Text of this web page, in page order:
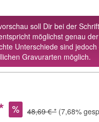
soll Dir bei der
möglichst genau
Unterschiede sind
Gravurarten möglich.
48,69 € * (7,68%